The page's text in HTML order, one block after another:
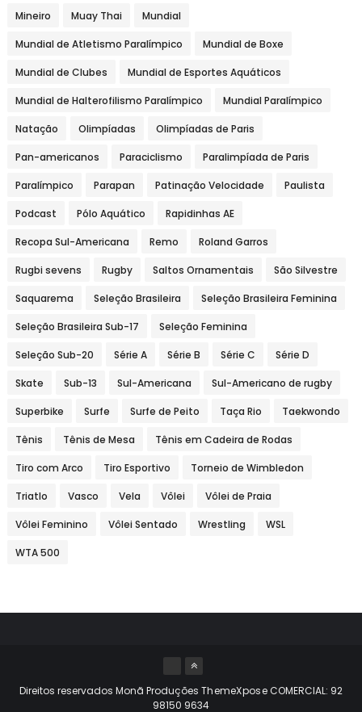
Mineiro Muay Thai Mundial
Mundial de Atletismo Paralímpico Mundial de Boxe
Mundial de Clubes Mundial de Esportes Aquáticos
Mundial de Halterofilismo Paralímpico Mundial Paralímpico
Natação Olimpíadas Olimpíadas de Paris
Pan-americanos Paraciclismo Paralimpíada de Paris
Paralímpico Parapan Patinação Velocidade Paulista
Podcast Pólo Aquático Rapidinhas AE
Recopa Sul-Americana Remo Roland Garros
Rugbi sevens Rugby Saltos Ornamentais São Silvestre
Saquarema Seleção Brasileira Seleção Brasileira Feminina
Seleção Brasileira Sub-17 Seleção Feminina
Seleção Sub-20 Série A Série B Série C Série D
Skate Sub-13 Sul-Americana Sul-Americano de rugby
Superbike Surfe Surfe de Peito Taça Rio Taekwondo
Tênis Tênis de Mesa Tênis em Cadeira de Rodas
Tiro com Arco Tiro Esportivo Torneio de Wimbledon
Triatlo Vasco Vela Vôlei Vôlei de Praia
Vôlei Feminino Vôlei Sentado Wrestling WSL
WTA 500
Direitos reservados Monã Produções ThemeXposeCOMERCIAL: 92
98150 9634